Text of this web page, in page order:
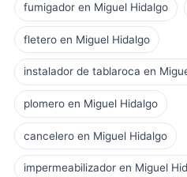
fumigador en Miguel Hidalgo
fletero en Miguel Hidalgo
instalador de tablaroca en
plomero en Miguel Hidalgo
cancelero en Miguel Hidalgo
impermeabilizador en Miguel